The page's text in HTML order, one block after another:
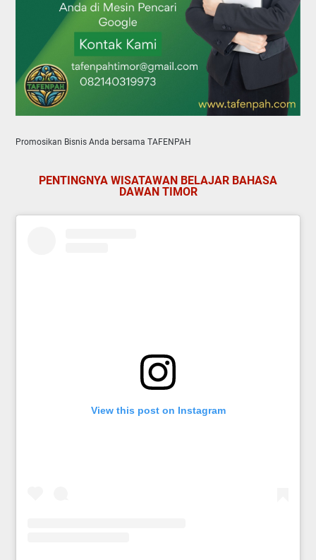
Promosikan Bisnis Anda bersama TAFENPAH
PENTINGNYA WISATAWAN BELAJAR BAHASA
DAWAN TIMOR
View this post on Instagram